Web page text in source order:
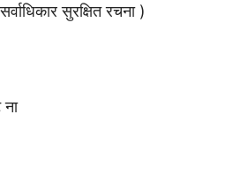
सुरक्षित रचना )